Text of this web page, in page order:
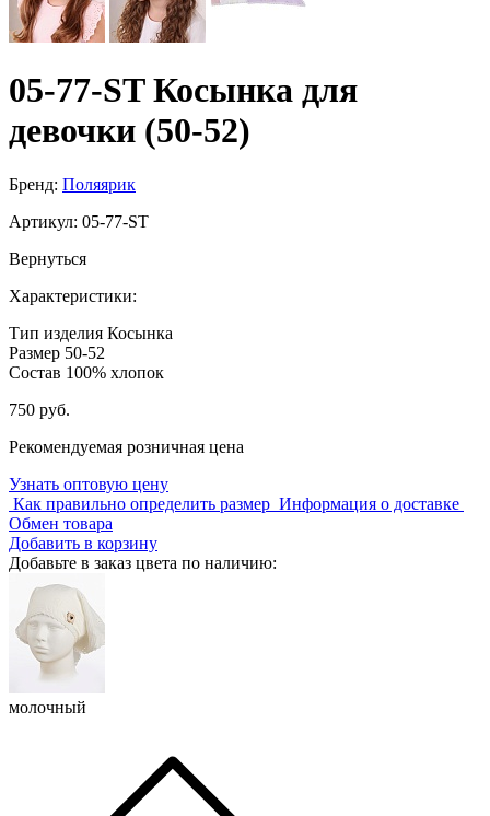
05-77-ST Косынка для
девочки (50-52)
Бренд: Поляярик
Артикул: 05-77-ST
Вернуться
Характеристики:
Тип изделия Косынка
Размер 50-52
Состав 100% хлопок
750 руб.
Рекомендуемая розничная цена
Узнать оптовую цену
Как правильно определить размер Информация о доставке
Обмен товара
Добавить в корзину
Добавьте в заказ цвета по наличию:
молочный